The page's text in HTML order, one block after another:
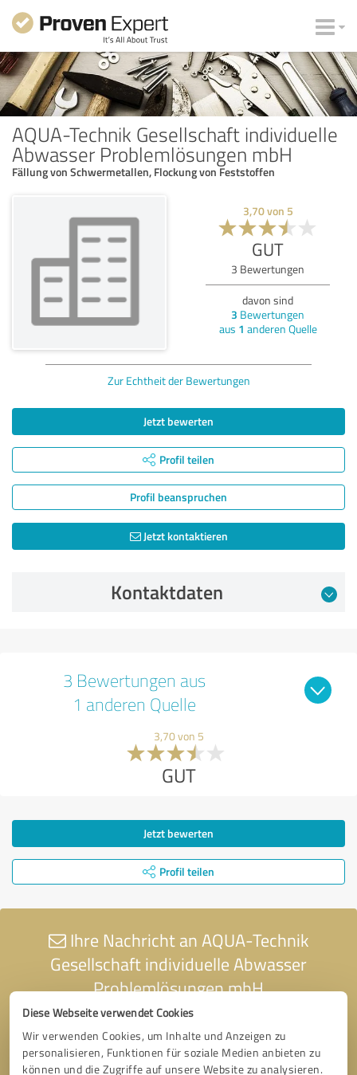
Diese Webseite verwendet Cookies
Wir verwenden Cookies, um Inhalte und Anzeigen zu
personalisieren, Funktionen für soziale Medien anbieten zu
können und die Zugriffe auf unsere Website zu analysieren.
AQUA-Technik Gesellschaft individuelle
Abwasser Problemlösungen mbH
Fällung von Schwermetallen, Flockung von Feststoffen
3,70von 5
GUT
3 Bewertungen
davon sind
3 Bewertungen
aus 1 anderen Quelle
Zur Echtheit der Bewertungen
Jetzt bewerten
Profil teilen
Profil beanspruchen
Jetzt kontaktieren
Kontaktdaten
3 Bewertungen aus
1 anderen Quelle
3,70 von 5
GUT
Jetzt bewerten
Profil teilen
Ihre Nachricht an AQUA-Technik
Gesellschaft individuelle Abwasser
Problemlösungen mbH